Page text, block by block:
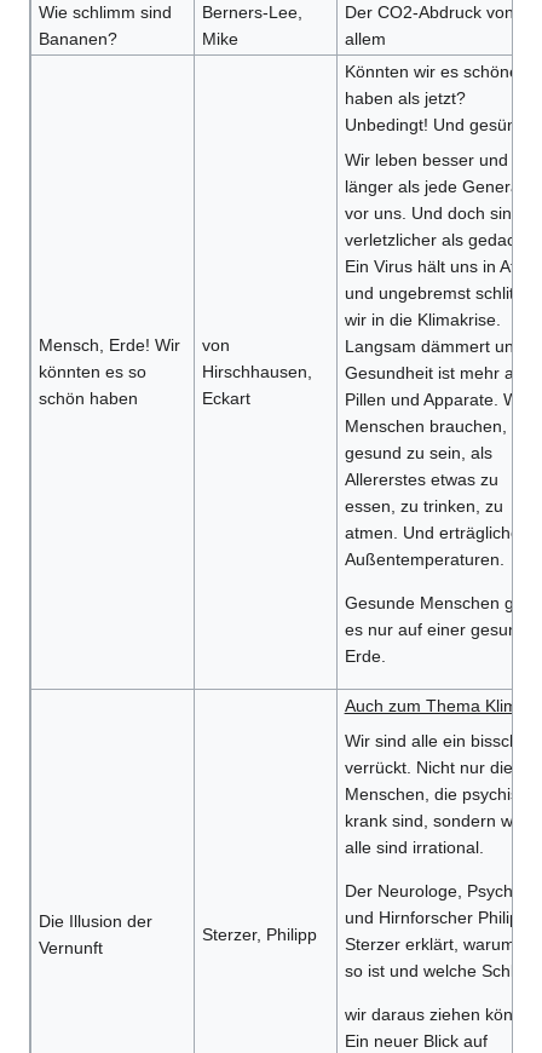
Wie schlimm sind
Bananen?
Berners-Lee,
Mike
Der CO2-Abdruck von
allem
Mensch, Erde! Wir
könnten es so
schön haben
von
Hirschhausen,
Eckart
Könnten wir es schöner
haben als jetzt?
Unbedingt! Und
Wir leben besser und
länger als jede
vor uns. Und doch sind
verletzlicher als gedacht:
Ein Virus hält uns in Atem
und ungebremst
wir in die Klimakrise.
Langsam dämmert uns:
Gesundheit ist mehr als
Pillen und Apparate. Wir
Menschen brauchen, um
gesund zu sein, als
Allererstes etwas zu
essen, zu trinken, zu
atmen. Und erträgliche
Außentemperaturen.
Gesunde Menschen gibt
es nur auf einer
Erde.
Die Illusion der
Vernunft
Sterzer, Philipp
Auch zum Thema Klima:
Wir sind alle ein bisschen
verrückt. Nicht nur die
Menschen, die psychisch
krank sind, sondern wir
alle sind irrational.
Der Neurologe,
und Hirnforscher Philipp
Sterzer erklärt, warum
so ist und welche
wir daraus ziehen
Ein neuer Blick auf